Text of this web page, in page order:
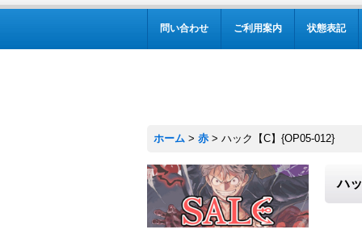
問い合わせ ご利用案内 状態表記
ホーム > 赤 > ハック【C】{OP05-012}
ハ